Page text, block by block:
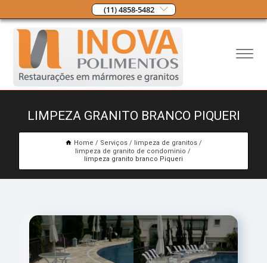
(11) 4858-5482
LIMPEZA GRANITO BRANCO PIQUERI
Home Serviços
limpeza de granitos
limpeza de granito de condominio
limpeza granito branco Piqueri